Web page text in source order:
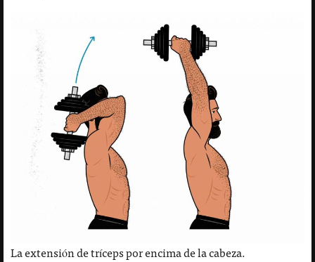
La extensión de tríceps por encima de la cabeza.